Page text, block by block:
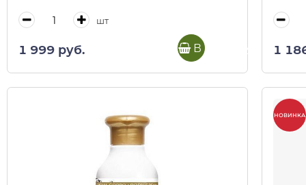
шт
1 999 руб. В корзину 1
НОВИНКА